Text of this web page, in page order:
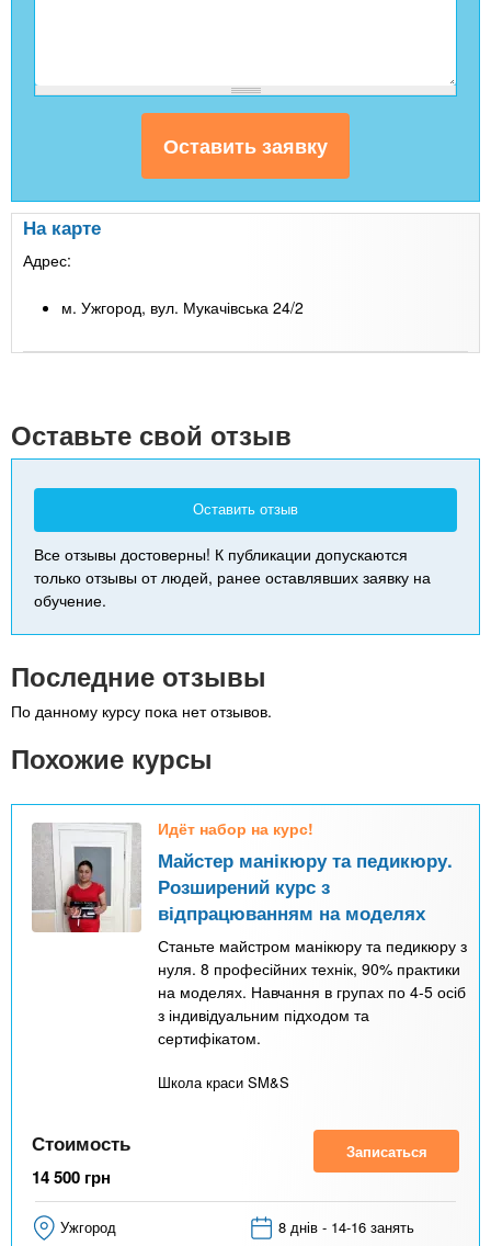
На карте
Адрес:
м. Ужгород, вул. Мукачівська 24/2
Оставьте свой отзыв
Оставить отзыв
Все отзывы достоверны! К публикации допускаются
только отзывы от людей, ранее оставлявших заявку на
обучение.
Последние отзывы
По данному курсу пока нет отзывов.
Похожие курсы
Идёт набор на курс!
Майстер манікюру та педикюру.
Розширений курс з
відпрацюванням на моделях
Станьте майстром манікюру та педикюру з
нуля. 8 професійних технік, 90% практики
на моделях. Навчання в групах по 4-5 осіб
з індивідуальним підходом та
сертифікатом.
Школа краси SM&S
Стоимость
14 500 грн
Записаться
Ужгород 8 днів - 14-16 занять